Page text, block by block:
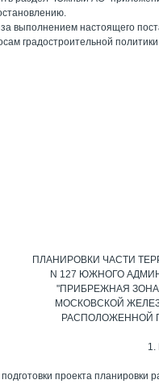
выполнением настоящего
градостроительной
ПЛАНИРОВКИ ЧАСТИ
N 127 ЮЖНОГО
"ПРИБРЕЖНАЯ
МОСКОВСКОЙ
РАСПОЛОЖЕННОЙ
1.
проекта